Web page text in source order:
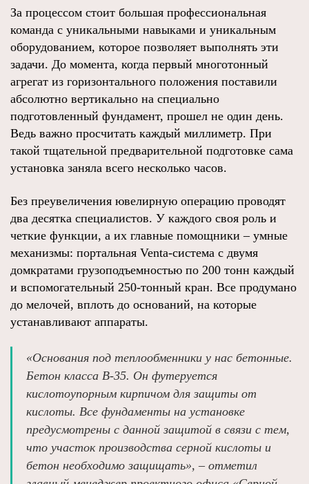
За процессом стоит большая профессиональная
команда с уникальными навыками и уникальным
оборудованием, которое позволяет выполнять эти
задачи. До момента, когда первый многотонный
агрегат из горизонтального положения поставили
абсолютно вертикально на специально
подготовленный фундамент, прошел не один день.
Ведь важно просчитать каждый миллиметр. При
такой тщательной предварительной подготовке сама
установка заняла всего несколько часов.
Без преувеличения ювелирную операцию проводят
два десятка специалистов. У каждого своя роль и
четкие функции, а их главные помощники – умные
механизмы: портальная Venta-система с двумя
домкратами грузоподъемностью по 200 тонн каждый
и вспомогательный 250-тонный кран. Все продумано
до мелочей, вплоть до оснований, на которые
устанавливают аппараты.
«Основания под теплообменники у нас бетонные.
Бетон класса В-35. Он футеруется
кислотоупорным кирпичом для защиты от
кислоты. Все фундаменты на установке
предусмотрены с данной защитой в связи с тем,
что участок производства серной кислоты и
бетон необходимо защищать», – отметил